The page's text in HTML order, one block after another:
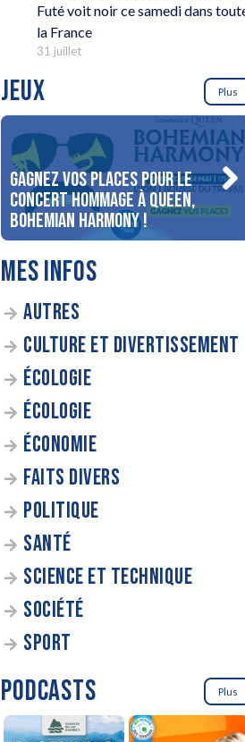
Futé voit noir ce samedi dans
la France
31 juillet
JEUX Plus
Gagnez vos places pour le
concert Hommage à Queen,
Bohemian Harmony !
MES INFOS
AUTRES
CULTURE ET DIVERTISSEMENT
ÉCOLOGIE
ÉCOLOGIE
ÉCONOMIE
FAITS DIVERS
POLITIQUE
SANTÉ
SCIENCE ET TECHNIQUE
SOCIÉTÉ
SPORT
PODCASTS Plus